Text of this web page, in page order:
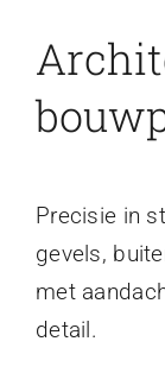
Precisie in
gevels,
met
detail.